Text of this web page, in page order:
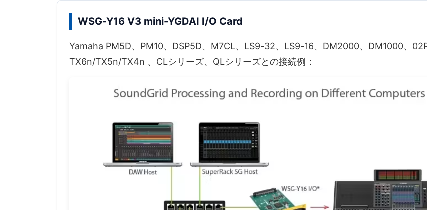
WSG-Y16 V3 mini-YGDAI I/O Card
Yamaha PM5D、PM10、DSP5D、M7CL、LS9-32、LS9-16、DM2000、DM1000、
TX6n/TX5n/TX4n 、CLシリーズ、QLシリーズとの接続例：